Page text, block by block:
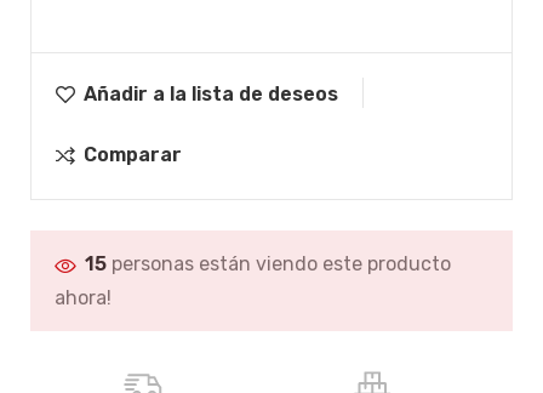
Añadir a la lista de deseos
Comparar
15 personas están viendo este producto
ahora!